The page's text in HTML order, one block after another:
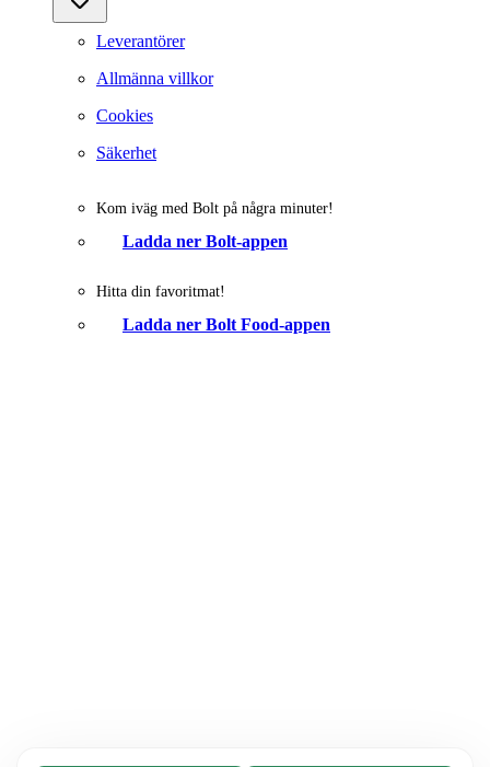
Leverantörer
Allmänna villkor
Cookies
Säkerhet
Kom iväg med Bolt på några minuter!
Ladda ner Bolt-appen
Hitta din favoritmat!
Ladda ner Bolt Food-appen